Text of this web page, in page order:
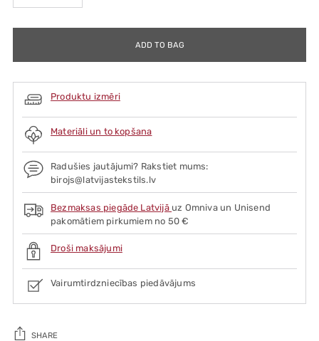
ADD TO BAG
Produktu izmēri
Materiāli un to kopšana
Radušies jautājumi? Rakstiet mums:
birojs@latvijastekstils.lv
Bezmaksas piegāde Latvijā uz Omniva un Unisend
pakomātiem pirkumiem no 50 €
Droši maksājumi
Vairumtirdzniecības piedāvājums
SHARE